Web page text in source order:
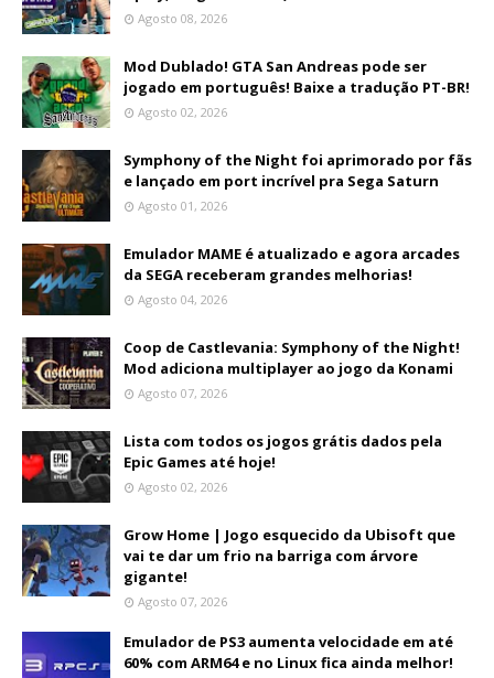
Agosto 08, 2026
Mod Dublado! GTA San Andreas pode ser
jogado em português! Baixe a tradução PT-BR!
Agosto 02, 2026
Symphony of the Night foi aprimorado por fãs
e lançado em port incrível pra Sega Saturn
Agosto 01, 2026
Emulador MAME é atualizado e agora arcades
da SEGA receberam grandes melhorias!
Agosto 04, 2026
Coop de Castlevania: Symphony of the Night!
Mod adiciona multiplayer ao jogo da Konami
Agosto 07, 2026
Lista com todos os jogos grátis dados pela
Epic Games até hoje!
Agosto 02, 2026
Grow Home | Jogo esquecido da Ubisoft que
vai te dar um frio na barriga com árvore
gigante!
Agosto 07, 2026
Emulador de PS3 aumenta velocidade em até
60% com ARM64 e no Linux fica ainda melhor!